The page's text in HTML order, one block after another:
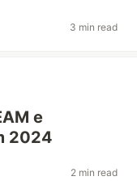
3 min read
e
2024
2 min read